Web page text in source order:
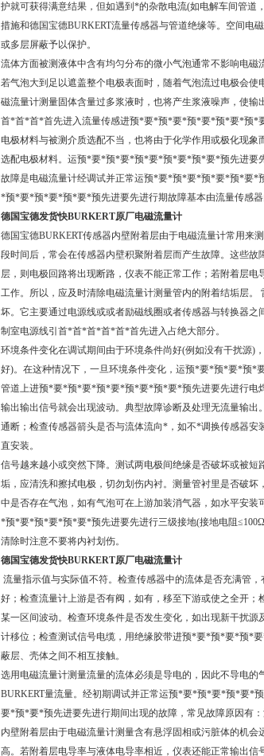
护就可获得满意结果，但如遇到*的杂散电流(如电解车间管
措施和德国宝德BURKERT流量传感器与管道绝缘等。空间
或多层屏蔽予以保护。
流体方面被测液体中含有均匀分布的微小气泡通常不影响电
若气泡大到足以遮盖整个电极表面时，随着气泡流过电极会
磁流量计测量固体含量过多浆液时，也将产生浆液噪声，使
首*首*首*首先进入流量传感进预*要*预*要*预*要*预*要*预*
电极材料与被测介质选配不当，也将由于化学作用或极化现
选配电极材料。运预*要*预*要*预*要*预*要*预*要*预先进
故障是电磁流量计经调试并正常运预*要*预*要*预*要*预*要
*预*要*预*要*预*要*预先进要先进行期故障基本由流量传感器
德国宝德发货快BURKERT原厂电磁流量计
德国宝德BURKERT传感器内壁附着层由于电磁流量计常用
段时间后，常会在传感器内壁积聚附着层而产生故障。这些
层，则电极回路将出现断路，仪表不能正常工作；若附着层
工作。所以，应及时清除电磁流量计测量管内的附着结垢层
坏。它主要通过电源线或或者励磁线圈或者传感器与转换器
制室电源线引首*首*首*首*首*首先进入占绝大部分。
环境条件变化在调试期间由于环境条件尚好(例如没有干扰源)
好)。在这种情况下，一旦环境条件变化，运预*要*预*要*预*
管道上进预*要*预*要*预*要*预*要*预*要*预先进要先进行电
输出输出信号就会出现波动。典型故障诊断及处理无流量输
通断；检查传感器箭头是否与流体流向*，如不*调换传感器
直安装。
信号越来越小或突然下降。测试两电极间绝缘是否破坏或被
垢，应清洗和擦拭电极，切勿划伤内衬。测量管衬里是否破
中是否存在气泡，如有气泡可在上游加装消气器，如水平安
*预*要*预*要*预*要*预先进要先进行三级接地(接地电阻
清除时注意不要将内衬划伤。
德国宝德发货快BURKERT原厂电磁流量计
流量指示值与实际值不符。检查传感器中的流体是否充满管
好；检查流量计上游是否有阀，如有，移至下游或使之全开
某一区间波动。检查环境条件是否发生变化，如出现新干扰
计移位；检查测试信号电缆，用绝缘胶带进预*要*预*要*预*
蔽层、壳体之间不相互接触。
选用电磁流量计测量流量的流体必须是导电的，因此不导电
BURKERT量流量。经初期调试并正常运预*要*预*要*预*要
要*预*要*预先进要先进行期间出现的故障，常见故障原因有
内壁附着层由于电磁流量计测量含有悬浮固相或污脏体的机
高。若附着层电导率与液体电导率相近，仪表还能正常输出